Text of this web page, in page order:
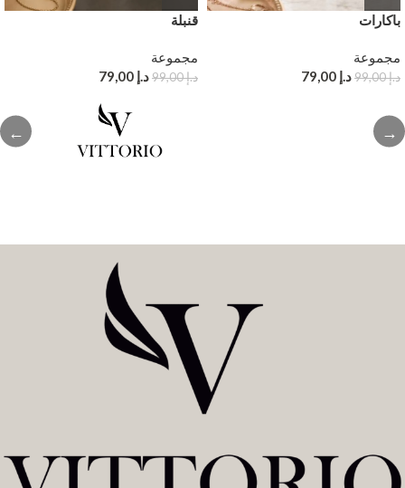
باكارات
مجموعة
د.إ99,00 د.إ
قنبلة
مجموعة
د.إ99,00 د.إ
← →